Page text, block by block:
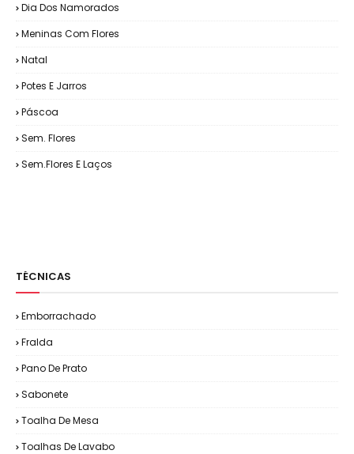
Dia Dos Namorados
Meninas Com Flores
Natal
Potes E Jarros
Páscoa
Sem. Flores
Sem.Flores E Laços
TÉCNICAS
Emborrachado
Fralda
Pano De Prato
Sabonete
Toalha De Mesa
Toalhas De Lavabo